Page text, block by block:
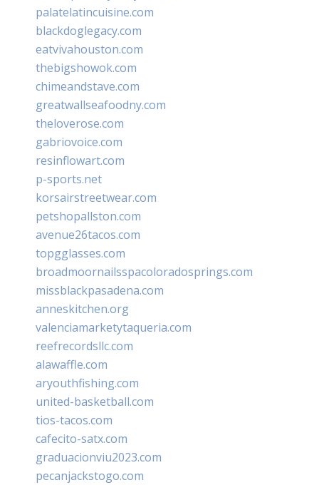
palatelatincuisine.com
blackdoglegacy.com
eatvivahouston.com
thebigshowok.com
chimeandstave.com
greatwallseafoodny.com
theloverose.com
gabriovoice.com
resinflowart.com
p-sports.net
korsairstreetwear.com
petshopallston.com
avenue26tacos.com
topgglasses.com
broadmoornailsspacoloradosprings.com
missblackpasadena.com
anneskitchen.org
valenciamarketytaqueria.com
reefrecordsllc.com
alawaffle.com
aryouthfishing.com
united-basketball.com
tios-tacos.com
cafecito-satx.com
graduacionviu2023.com
pecanjackstogo.com